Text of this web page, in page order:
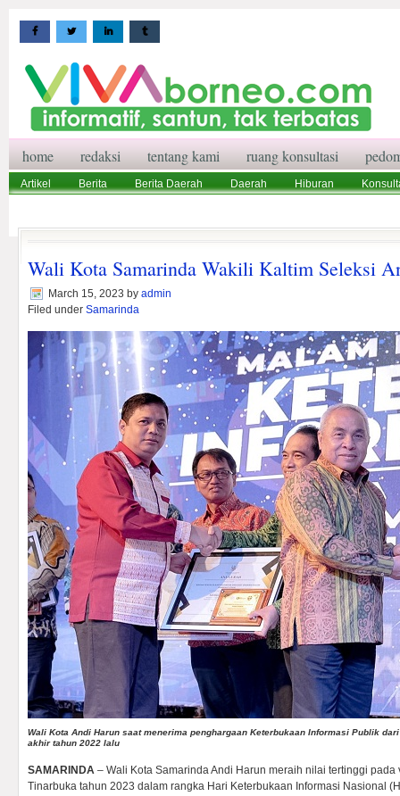
home redaksi tentang kami ruang konsultasi
Artikel Berita Berita Daerah Daerah Hiburan
Wali Kota Samarinda Wakili Kaltim Seleksi
March 15, 2023 by admin
Filed under Samarinda
Wali Kota Andi Harun saat menerima penghargaan Keterbukaan Informasi Publik
akhir tahun 2022 lalu
SAMARINDA – Wali Kota Samarinda Andi Harun meraih nilai tertinggi
Tinarbuka tahun 2023 dalam rangka Hari Keterbukaan Informasi Nasional